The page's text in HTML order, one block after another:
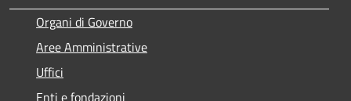
Organi di Governo
Aree Amministrative
Uffici
Enti e fondazioni